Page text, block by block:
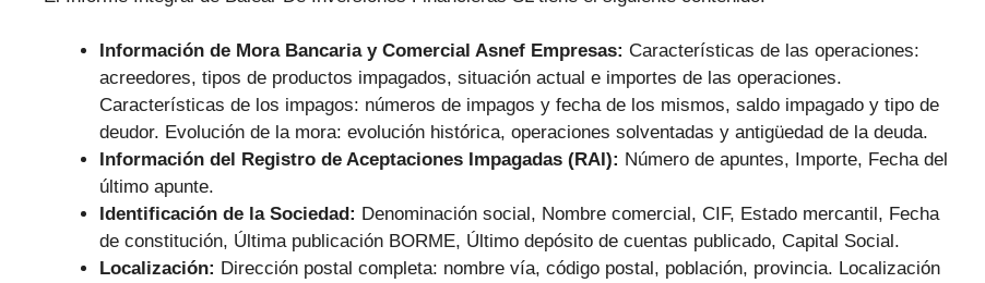
Información de Mora Bancaria y Comercial Asnef Empresas: Características de las operaciones:
acreedores, tipos de productos impagados, situación actual e importes de las operaciones.
Características de los impagos: números de impagos y fecha de los mismos, saldo impagado y tipo de
deudor. Evolución de la mora: evolución histórica, operaciones solventadas y antigüedad de la deuda.
Información del Registro de Aceptaciones Impagadas (RAI): Número de apuntes, Importe, Fecha del
último apunte.
Identificación de la Sociedad: Denominación social, Nombre comercial, CIF, Estado mercantil, Fecha
de constitución, Última publicación BORME, Último depósito de cuentas publicado, Capital Social.
Localización: Dirección postal completa: nombre vía, código postal, población, provincia. Localización